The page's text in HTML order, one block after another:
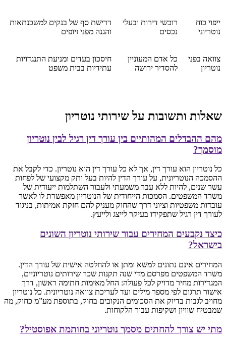
ייפוי כוח
נוטריוני
רוכשי דירות ובעלי
נכסים
דרישת סף של בנקים למשכנתאות
והגנה מפני זיופים
צוואה בפני
נוטריון
כל אדם המעוניין
להסדיר ירושה
חיסכון בעדים ומניעת התנגדויות
עתידיות בבית משפט
שאלות ותשובות על שירותי נוטריון
מהם ההבדלים המהותיים בין עורך דין רגיל לבין נוטריון
מוסמך?
כל נוטריון הוא עורך דין, אך לא כל עורך דין הוא נוטריון. כדי לקבל את
ההסמכה הנוטריונית, על עורך הדין להיות בעל ותק מקצועי של לפחות
עשר שנים, להיות ללא עבר משמעתי ולעבור השתלמות ייעודית של
משרד המשפטים. הסמכות הייחודית של הנוטריון מאפשרת לו לאשר
עובדות משפטיות וציוני דרך שהחוק מעניק להם חזקת אמיתות, בניגוד
לעורך דין רגיל שתפקידו בעיקר לייצג ולייעץ.
כיצד נקבעים המחירים עבור שירותי נוטריון השונים
בישראל?
המחירים אינם נתונים למשא ומתן או להחלטה אישית של עורך הדין.
משרד המשפטים מפרסם מדי שנה תקנות שכר שירותים נוטריוניים,
המגדירות מחיר מדויק לכל פעולה: החל מאימות חתימה ראשון, דרך
אישור תרגום לפי מספר מילים ועד לעריכת צוואה נוטריונית. כל נוטריון
מחויב לגבות בדיוק את הסכומים הנקובים בחוק, בתוספת מע”מ כחוק, מה
שמבטיח שוויון ושקיפות עבור הלקוחות.
מתי יש צורך להחתים מסמך נוטריוני בחותמת אפוסטיל?